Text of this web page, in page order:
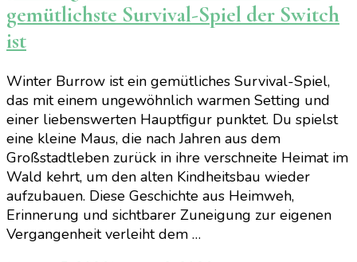
gemütlichste Survival-Spiel der Switch
ist
Winter Burrow ist ein gemütliches Survival-Spiel,
das mit einem ungewöhnlich warmen Setting und
einer liebenswerten Hauptfigur punktet. Du spielst
eine kleine Maus, die nach Jahren aus dem
Großstadtleben zurück in ihre verschneite Heimat im
Wald kehrt, um den alten Kindheitsbau wieder
aufzubauen. Diese Geschichte aus Heimweh,
Erinnerung und sichtbarer Zuneigung zur eigenen
Vergangenheit verleiht dem …